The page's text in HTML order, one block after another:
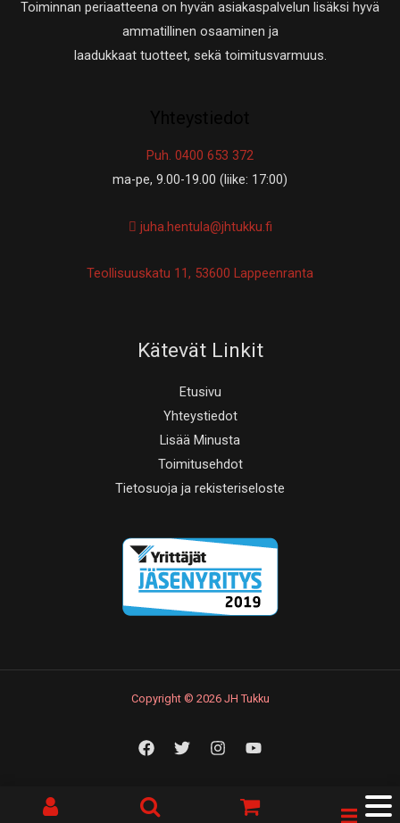
Toiminnan periaatteena on hyvän asiakaspalvelun lisäksi hyvä
ammatillinen osaaminen ja
laadukkaat tuotteet, sekä toimitusvarmuus.
Puh. 0400 653 372
ma-pe, 9.00-19.00 (liike: 17:00)
juha.hentula@jhtukku.fi
Teollisuuskatu 11, 53600 Lappeenranta
Kätevät Linkit
Etusivu
Yhteystiedot
Lisää Minusta
Toimitusehdot
Tietosuoja ja rekisteriseloste
Copyright © 2026 JH Tukku